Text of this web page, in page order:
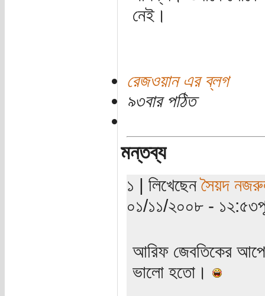
নেই।
রেজওয়ান এর ব্লগ
৯৩বার পঠিত
মন্তব্য
১ | লিখেছেনসৈয়দ
০১/১১/২০০৮ -
আরিফ জেবতিকের
ভালো হতো।